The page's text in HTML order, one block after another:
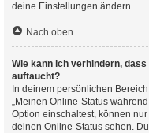
deine Einstellungen ändern.
Nach oben
Wie kann ich verhindern,
auftaucht?
In deinem persönlichen
„Meinen Online-Status
Option einschaltest, können
deinen Online-Status sehen.